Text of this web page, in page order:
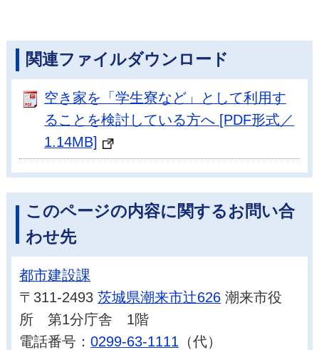
関連ファイルダウンロード
空き家を「学生寮など」として利用す
ることを検討している方へ [PDF形式／
1.14MB]
このページの内容に関するお問い合
わせ先
都市建設課
〒311-2493茨城県潮来市辻626 潮来市役
所 第1分庁舎 1階
電話番号：0299-63-1111 （代）